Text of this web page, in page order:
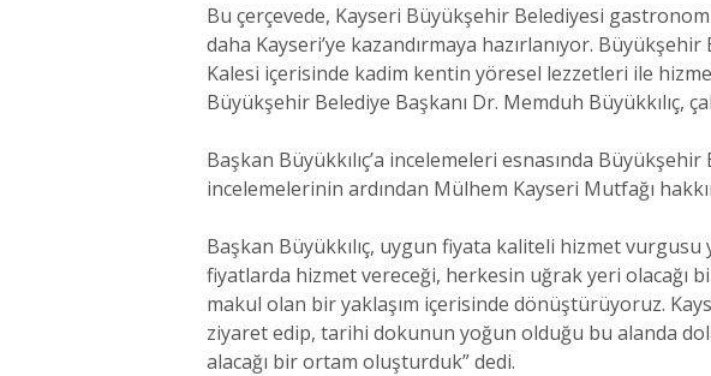
Bu çerçevede, Kayseri Büyükşehir Belediyesi
daha Kayseri’ye kazandırmaya hazırlanıyor.
Kalesi içerisinde kadim kentin yöresel lezzetleri ile
Büyükşehir Belediye Başkanı Dr. Memduh Büyükkılıç,
Başkan Büyükkılıç’a incelemeleri esnasında
incelemelerinin ardından Mülhem Kayseri Mutfağı
Başkan Büyükkılıç, uygun fiyata kaliteli hizmet
fiyatlarda hizmet vereceği, herkesin uğrak yeri olacağı
makul olan bir yaklaşım içerisinde dönüştürüyoruz.
ziyaret edip, tarihi dokunun yoğun olduğu bu alanda
alacağı bir ortam oluşturduk” dedi.